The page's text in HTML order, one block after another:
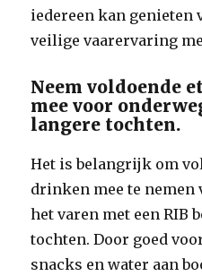
iedereen kan genieten
veilige vaarervaring
Neem voldoende
mee voor
langere tochten.
Het is belangrijk om
drinken mee te
het varen met een RIB
tochten. Door goed
snacks en water aan